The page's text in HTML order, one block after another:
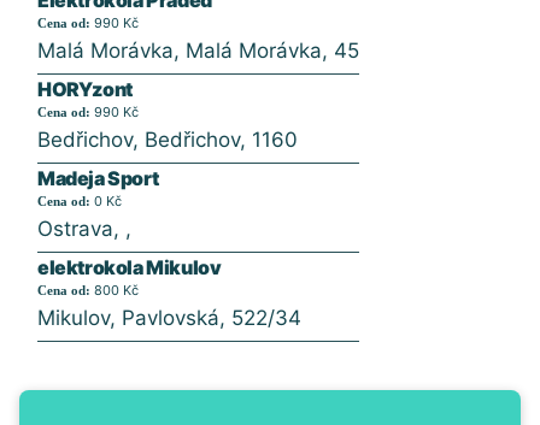
Cena od: 990 Kč
Malá Morávka, Malá Morávka, 45
HORYzont
Cena od: 990 Kč
Bedřichov, Bedřichov, 1160
Madeja Sport
Cena od: 0 Kč
Ostrava, ,
elektrokola Mikulov
Cena od: 800 Kč
Mikulov, Pavlovská, 522/34